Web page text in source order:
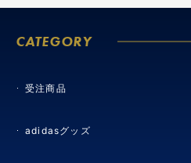
CATEGORY
受注商品
adidasグッズ